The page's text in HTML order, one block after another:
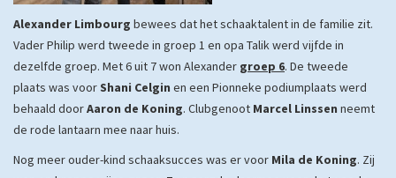
Alexander Limbourg bewees dat het schaaktalent in de familie zit.
Vader Philip werd tweede in groep 1 en opa Talik werd vijfde in
dezelfde groep. Met 6 uit 7 won Alexander groep 6. De tweede
plaats was voorShani Celgin en een Pionneke podiumplaats werd
behaald doorAaron de Koning. Clubgenoot Marcel Linssen neemt
de rode lantaarn mee naar huis.
Nog meer ouder-kind schaaksucces was er voor Mila de Koning. Zij